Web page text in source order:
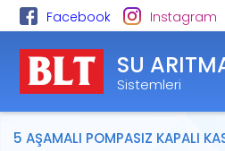
Facebook Instagram
SU
Sistemleri
5 AŞAMALI POMPASIZ KAPALI